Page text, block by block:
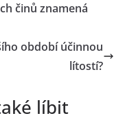
činů znamená
období účinnou
lítostí?
líbit